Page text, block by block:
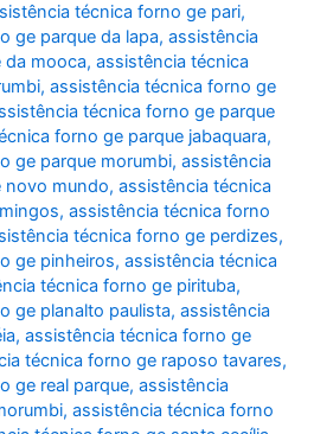
técnica forno ge pari,
ge parque da lapa,assistência
da mooca,assistência técnica
,assistência técnica forno ge
técnica forno ge parque
forno ge parque jabaquara,
ge parque morumbi,assistência
novo mundo,assistência técnica
,assistência técnica forno
técnica forno ge perdizes,
ge pinheiros,assistência técnica
técnica forno ge pirituba,
ge planalto paulista,assistência
,assistência técnica forno ge
técnica forno ge raposo tavares,
ge real parque,assistência
,assistência técnica forno